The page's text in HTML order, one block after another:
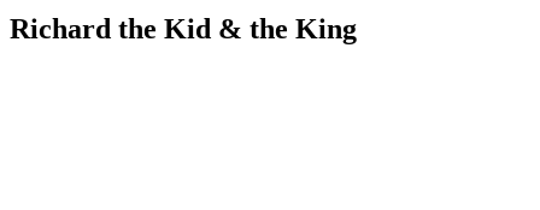
Richard the Kid & the King